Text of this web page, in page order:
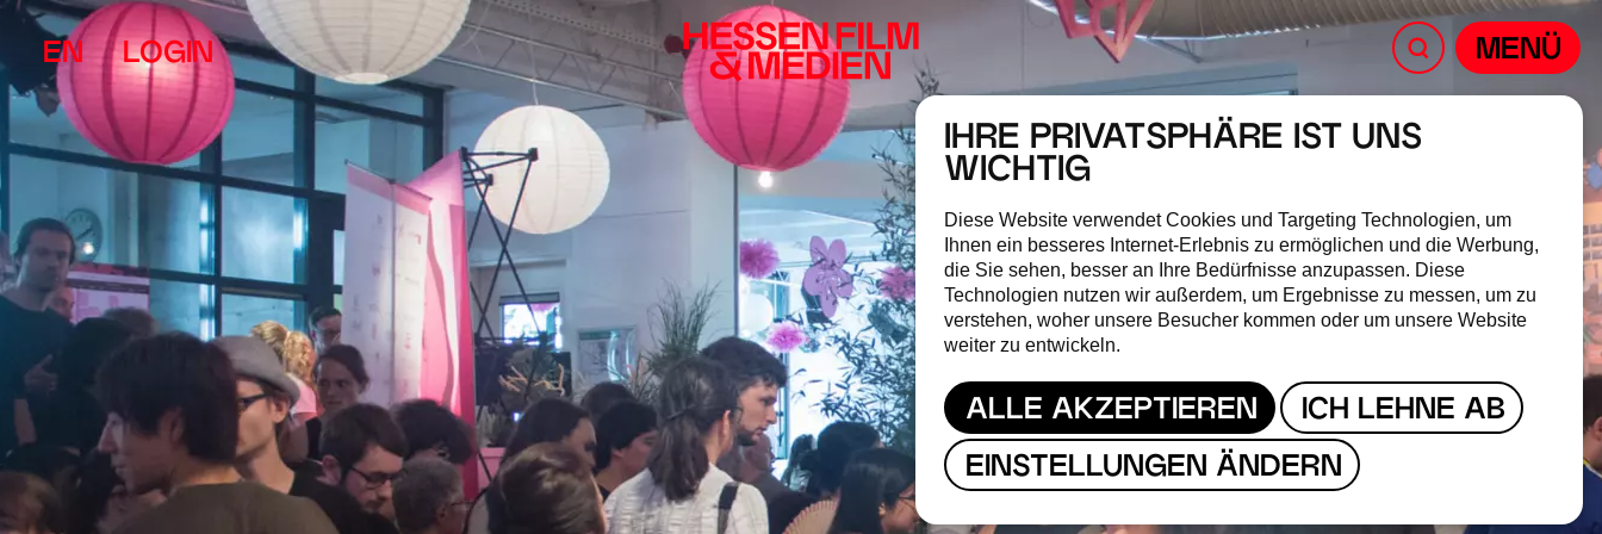
IHRE PRIVATSPHÄRE IST UNS
WICHTIG
Diese Website verwendet Cookies und Targeting Technologien, um
Ihnen ein besseres Internet-Erlebnis zu ermöglichen und die Werbung,
die Sie sehen, besser an Ihre Bedürfnisse anzupassen. Diese
Technologien nutzen wir außerdem, um Ergebnisse zu messen, um zu
verstehen, woher unsere Besucher kommen oder um unsere Website
weiter zu entwickeln.
ALLE AKZEPTIEREN
ICH LEHNE AB
EINSTELLUNGEN ÄNDERN
EN LOGIN MENÜ